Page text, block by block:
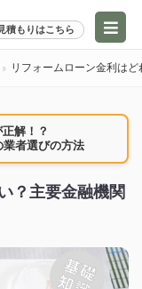
積もりはこちら
リフォームローン金利は
解！？
業者選びの方法
？主要金融機関